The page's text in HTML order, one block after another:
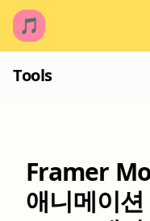
🎵
Tools
Framer
애니메이